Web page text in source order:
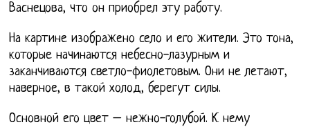
Васнецова, что он приобрел эту работу.
На картине изображено село и его жители. Это тона,
которые начинаются небесно-лазурным и
заканчиваются светло-фиолетовым. Они не летают,
наверное, в такой холод, берегут силы.
Основной его цвет – нежно-голубой. К нему